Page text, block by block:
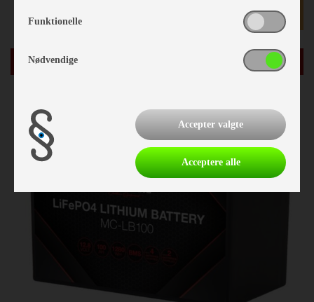
kr 4.080,-
Funktionelle
Nødvendige
Accepter valgte
Acceptere alle